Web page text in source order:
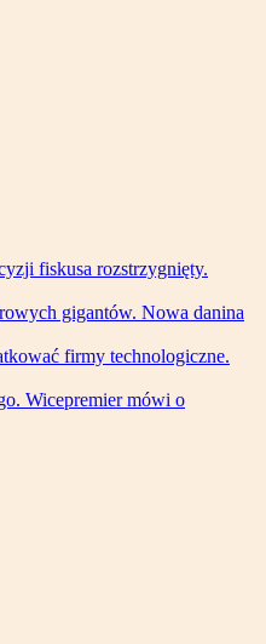
fiskusa rozstrzygnięty.
gigantów. Nowa danina
firmy technologiczne.
Wicepremier mówi o